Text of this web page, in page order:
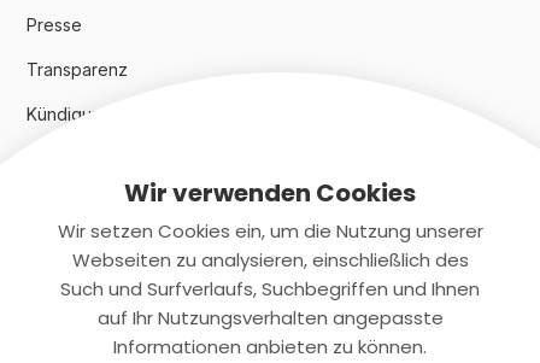
Presse
Transparenz
Kündigungsindex 2024
Rechtliches
Datenschutz
Wir verwenden Cookies
Wir setzen Cookies ein, um die Nutzung unserer
Webseiten zu analysieren, einschließlich des
Such und Surfverlaufs, Suchbegriffen und Ihnen
auf Ihr Nutzungsverhalten angepasste
Informationen anbieten zu können.